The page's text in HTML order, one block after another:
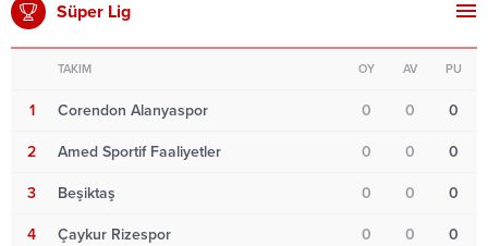
Süper Lig
TAKIM OY AV PU
1 Corendon Alanyaspor 0 0 0
2 Amed Sportif Faaliyetler 0 0 0
3 Beşiktaş 0 0 0
4 Çaykur Rizespor 0 0 0